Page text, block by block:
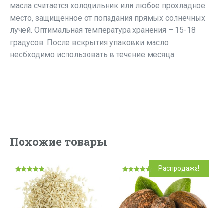
масла считается холодильник или любое прохладное
место, защищенное от попадания прямых солнечных
лучей. Оптимальная температура хранения – 15-18
градусов. После вскрытия упаковки масло
необходимо использовать в течение месяца.
Похожие товары
5.00
из 5
Распродажа!
Оценка